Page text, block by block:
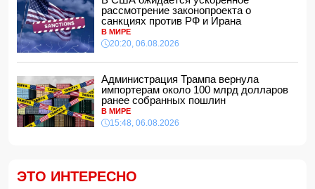
14:34, 07.08.2026
Ужасающие подробности убийства мужа и жены в
Тертерском районе
14:28, 07.08.2026
14:14, 07.08.2026
Сына Абеля Магеррамова отозвали от должности посла
14:10, 07.08.2026
14:04, 07.08.2026
рассмотрение законопроекта о
санкциях против РФ и Ирана
В МИРЕ
20:20, 06.08.2026
Администрация Трампа вернула
импортерам около 100 млрд долларов
ранее собранных пошлин
В МИРЕ
15:48, 06.08.2026
ЭТО ИНТЕРЕСНО